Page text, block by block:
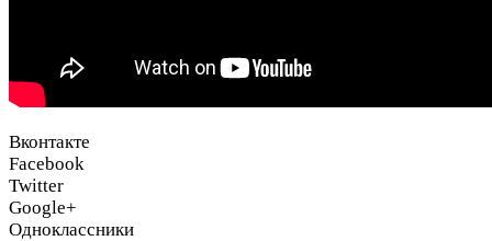
Вконтакте
Facebook
Twitter
Google+
Одноклассники